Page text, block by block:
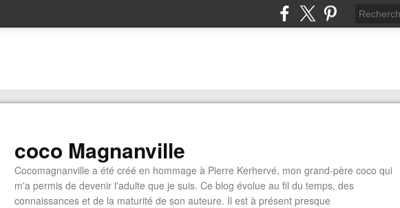
coco Magnanville
Cocomagnanville a été créé en hommage à Pierre Kerhervé, mon grand-père coco qui
m'a permis de devenir l'adulte que je suis. Ce blog évolue au fil du temps, des
connaissances et de la maturité de son auteure. Il est à présent presque